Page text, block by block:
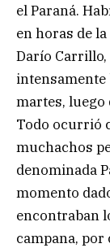
el Paraná.
en horas de
Darío Carrillo,
intensamente
martes, luego
Todo ocurrió
muchachos
denominada
momento
encontraban
campana,